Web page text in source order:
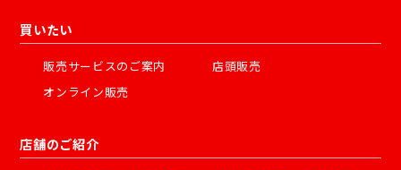
買いたい
販売サービスのご案内
店頭販売
オンライン販売
店舗のご紹介